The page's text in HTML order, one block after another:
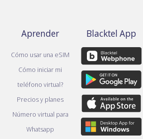
Aprender
Cómo usar una eSIM
Cómo iniciar mi
teléfono virtual?
Precios y planes
Número virtual para
Whatsapp
Blacktel App